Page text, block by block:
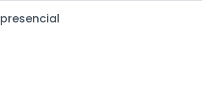
presencial